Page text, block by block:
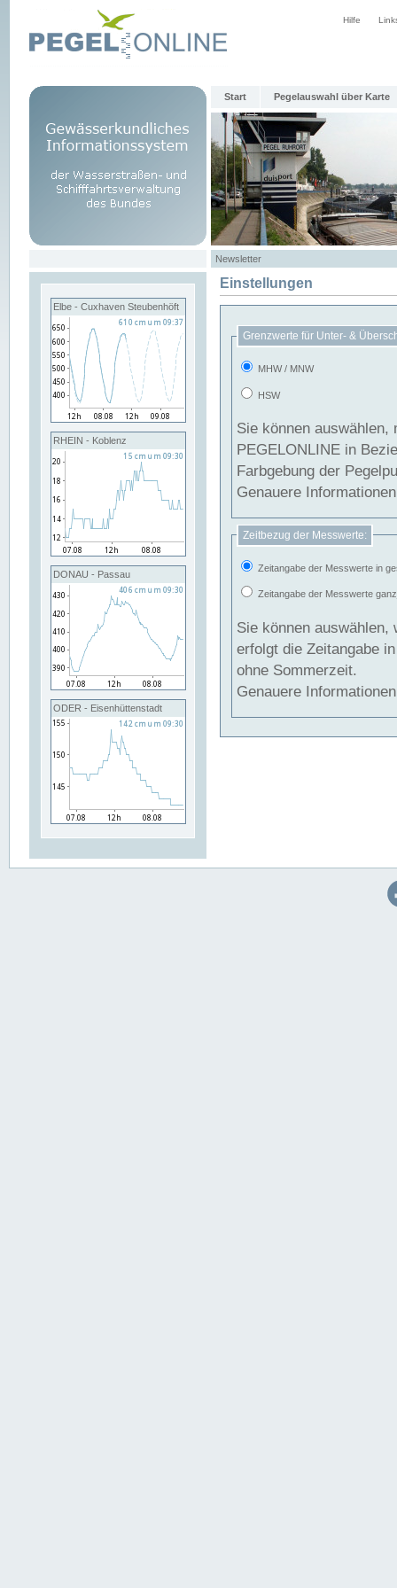
Hilfe
Start Pegelauswahl über Karte
Newsletter
Elbe - Cuxhaven Steubenhöft
RHEIN - Koblenz
DONAU - Passau
ODER - Eisenhüttenstadt
Einstellungen
Grenzwerte für Unter- &
MHW / MNW
HSW
Sie können
PEGELONLINE in Beziehung
Farbgebung der
Genauere
Zeitbezug der Messwerte:
Zeitangabe der Messwerte in
Zeitangabe der Messwerte
Sie können auswählen,
erfolgt die Zeitangabe
ohne Sommerzeit.
Genauere